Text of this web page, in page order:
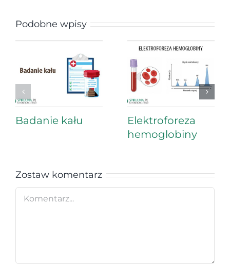
Podobne wpisy
Badanie kału
Elektroforeza
hemoglobiny
Zostaw komentarz